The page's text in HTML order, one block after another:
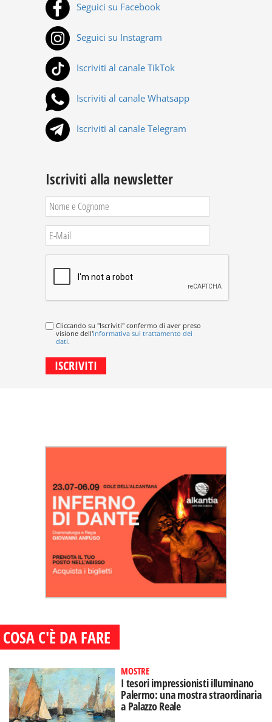
Seguici su Facebook
Seguici su Instagram
Iscriviti al canale TikTok
Iscriviti al canale Whatsapp
Iscriviti al canale Telegram
Iscriviti alla newsletter
Cliccando su "Iscriviti" confermo di aver preso
visione dell'informativa sul trattamento dei
dati.
COSA C'È DA FARE
MOSTRE
I tesori impressionisti illuminano
Palermo: una mostra straordinaria
a Palazzo Reale